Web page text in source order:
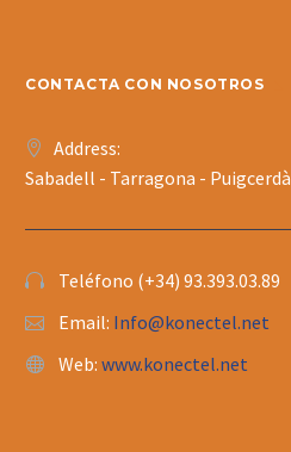
CONTACTA CON NOSOTROS
Address:
Sabadell - Tarragona - Puigcerdà
Teléfono (+34) 93.393.03.89
Email: Info@konectel.net
Web: www.konectel.net